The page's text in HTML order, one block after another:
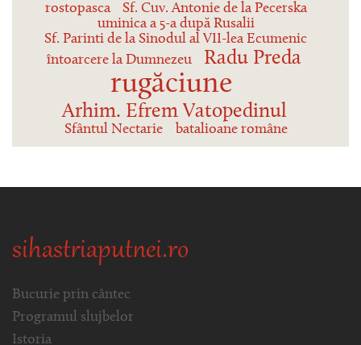
rostopasca
Sf. Cuv. Antonie de la Pecerska
uminica a 5-a după Rusalii
Sf. Parinti de la Sinodul al VII-lea Ecumenic
întoarcere la Dumnezeu
Radu Preda
rugăciune
Arhim. Efrem Vatopedinul
Sfântul Nectarie batalioane române
sihastriaputnei.ro
Bucurie prin cântec
Programul slujbelor
Istoria